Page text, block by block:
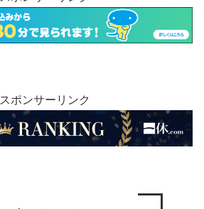
スポンサーリンク